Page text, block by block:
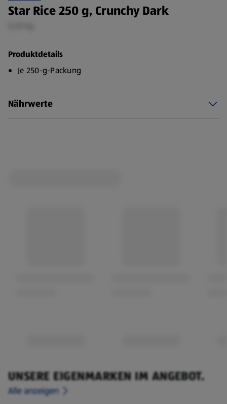
Star Rice 250 g, Crunchy Dark
Produktdetails
Je 250-g-Packung
Nährwerte
UNSERE EIGENMARKEN IM ANGEBOT.
Alle anzeigen